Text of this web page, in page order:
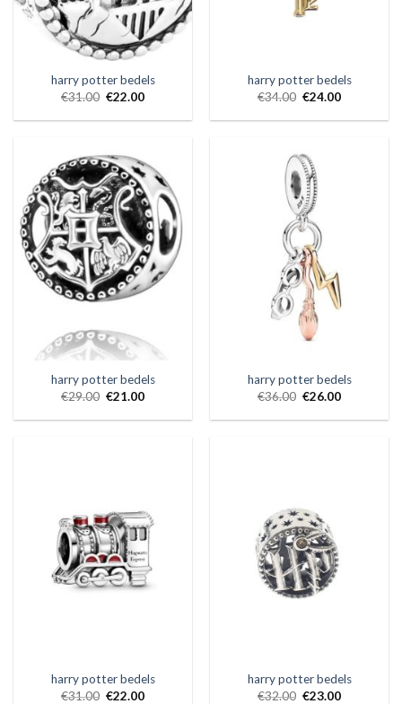
harry potter bedels
€31.00 €22.00
harry potter bedels
€34.00 €24.00
harry potter bedels
€29.00 €21.00
harry potter bedels
€36.00 €26.00
harry potter bedels
€31.00 €22.00
harry potter bedels
€32.00 €23.00